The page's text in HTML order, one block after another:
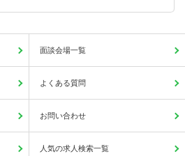
面談会場一覧
よくある質問
お問い合わせ
人気の求人検索一覧